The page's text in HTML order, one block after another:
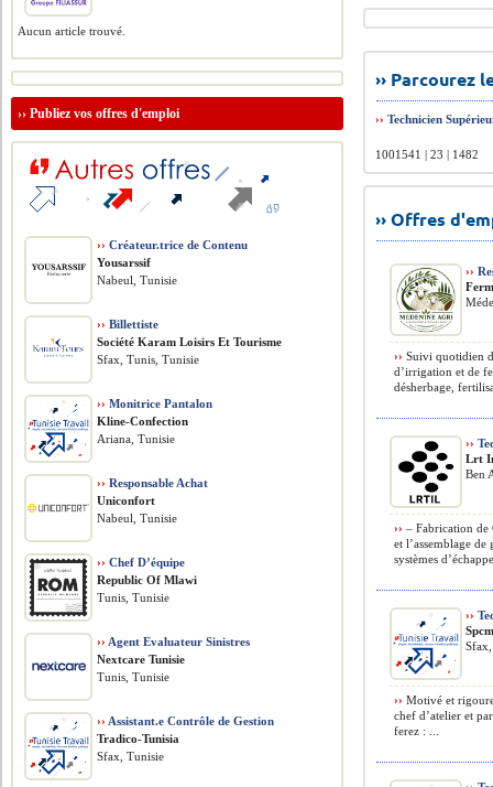
››
››Technicien
1001541 | 23 | 1482
›› Offres
››
›› Suivi quotidien
d’irrigation et de
désherbage,
››
Lrt
Ben
›› – Fabrication
et l’assemblage
systèmes
››
›› Motivé et
chef d’atelier et
ferez : ...
Aucun article trouvé.
››Publiez vos offres d'emploi
›› Créateur.trice de Contenu
Yousarssif
Nabeul, Tunisie
›› Billettiste
Société Karam Loisirs Et Tourisme
Sfax, Tunis, Tunisie
›› Monitrice Pantalon
Kline-Confection
Ariana, Tunisie
›› Responsable Achat
Uniconfort
Nabeul, Tunisie
›› Chef D’équipe
Republic Of Mlawi
Tunis, Tunisie
›› Agent Evaluateur Sinistres
Nextcare Tunisie
Tunis, Tunisie
›› Assistant.e Contrôle de Gestion
Tradico-Tunisia
Sfax, Tunisie